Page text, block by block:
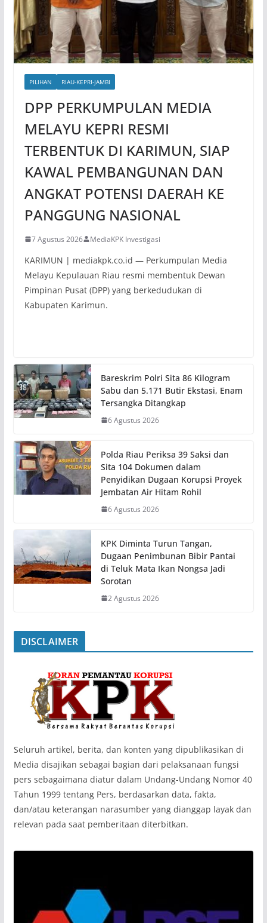
PILIHAN RIAU-KEPRI-JAMBI
DPP PERKUMPULAN MEDIA
MELAYU KEPRI RESMI
TERBENTUK DI KARIMUN, SIAP
KAWAL PEMBANGUNAN DAN
ANGKAT POTENSI DAERAH KE
PANGGUNG NASIONAL
7 Agustus 2026 MediaKPK Investigasi
KARIMUN | mediakpk.co.id — Perkumpulan Media
Melayu Kepulauan Riau resmi membentuk Dewan
Pimpinan Pusat (DPP) yang berkedudukan di
Kabupaten Karimun.
Bareskrim Polri Sita 86 Kilogram
Sabu dan 5.171 Butir Ekstasi, Enam
Tersangka Ditangkap
6 Agustus 2026
Polda Riau Periksa 39 Saksi dan
Sita 104 Dokumen dalam
Penyidikan Dugaan Korupsi Proyek
Jembatan Air Hitam Rohil
6 Agustus 2026
KPK Diminta Turun Tangan,
Dugaan Penimbunan Bibir Pantai
di Teluk Mata Ikan Nongsa Jadi
Sorotan
2 Agustus 2026
DISCLAIMER
‎Seluruh artikel, berita, dan konten yang dipublikasikan di
Media disajikan sebagai bagian dari pelaksanaan fungsi
pers sebagaimana diatur dalam Undang-Undang Nomor 40
Tahun 1999 tentang Pers, berdasarkan data, fakta,
dan/atau keterangan narasumber yang dianggap layak dan
relevan pada saat pemberitaan diterbitkan.